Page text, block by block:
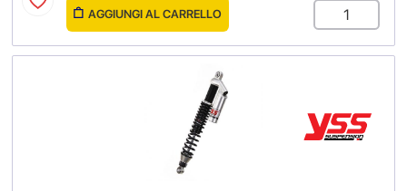
AGGIUNGI AL CARRELLO